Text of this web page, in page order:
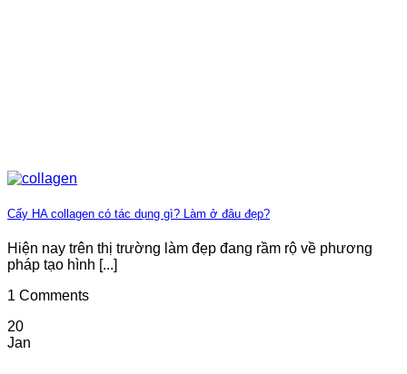
Cấy HA collagen có tác dụng gì? Làm ở đâu đẹp?
Hiện nay trên thị trường làm đẹp đang rầm rộ về phương
pháp tạo hình [...]
1 Comments
20
Jan